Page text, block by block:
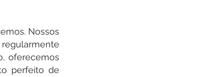
Nossos
oferecemos
perfeito de